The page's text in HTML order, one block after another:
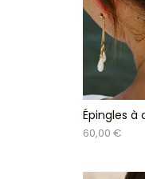
Épingles à
60,00 €